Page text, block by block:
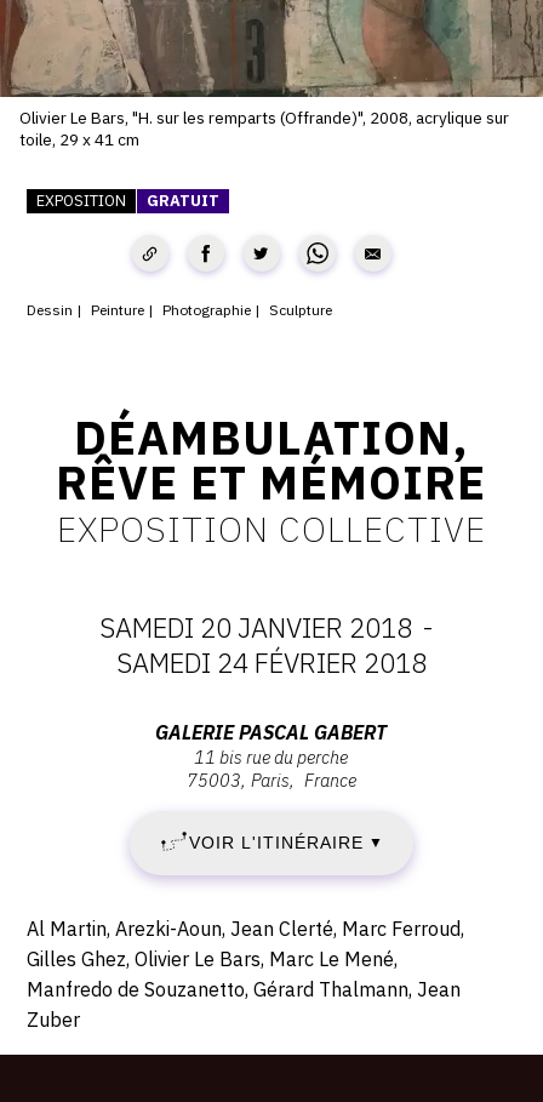
SERVICES
CRÉER SON CATALOGUE RAISONNÉ
ABONNEMENTS DÉDIÉS AUX GALERISTES
PUBLIER SES EXPOSITIONS
DEVENIR CONTRIBUTEUR
L'ÉQUIPE OAM
À PROPOS D'OAM
CGU
CGV
SUIVEZ-NOUS
INSTAGRAM
FACEBOOK
TWITTER
PINTEREST
Olivier Le Bars, "H. sur les remparts (Offrande)", 2008, acrylique sur
toile, 29 x 41 cm
EXPOSITION GRATUIT
Dessin Peinture Photographie Sculpture
DÉAMBULATION,
RÊVE ET MÉMOIRE
EXPOSITION COLLECTIVE
DATES
:
SAMEDI
20
JANVIER
2018
-
SAMEDI 20 JANVIER 2018 -
SAMEDI 24 FÉVRIER 2018
bis
rue
du
Perche,
75003
GALERIE PASCAL GABERT
11 bis rue du perche
75003 Paris France
VOIR L'ITINÉRAIRE ▼
Description,
horaires...
Al Martin, Arezki-Aoun, Jean Clerté, Marc Ferroud,
Gilles Ghez, Olivier Le Bars, Marc Le Mené,
Manfredo de Souzanetto, Gérard Thalmann, Jean
Zuber